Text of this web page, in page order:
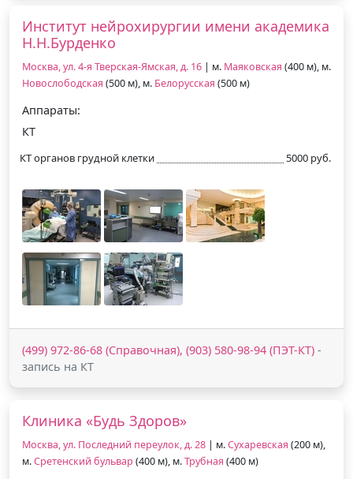
Институт нейрохирургии имени академика
Н.Н.Бурденко
Москва, ул. 4-я Тверская-Ямская, д. 16 | м. Маяковская (400 м), м.
Новослободская (500 м), м. Белорусская (500 м)
Аппараты:
КТ
КТ органов грудной клетки 5000 руб.
(499) 972-86-68 (Справочная), (903) 580-98-94 (ПЭТ-КТ) -
запись на КТ
Клиника «Будь Здоров»
Москва, ул. Последний переулок, д. 28 | м.Сухаревская (200 м),
м.Сретенский бульвар (400 м), м.Трубная (400 м)